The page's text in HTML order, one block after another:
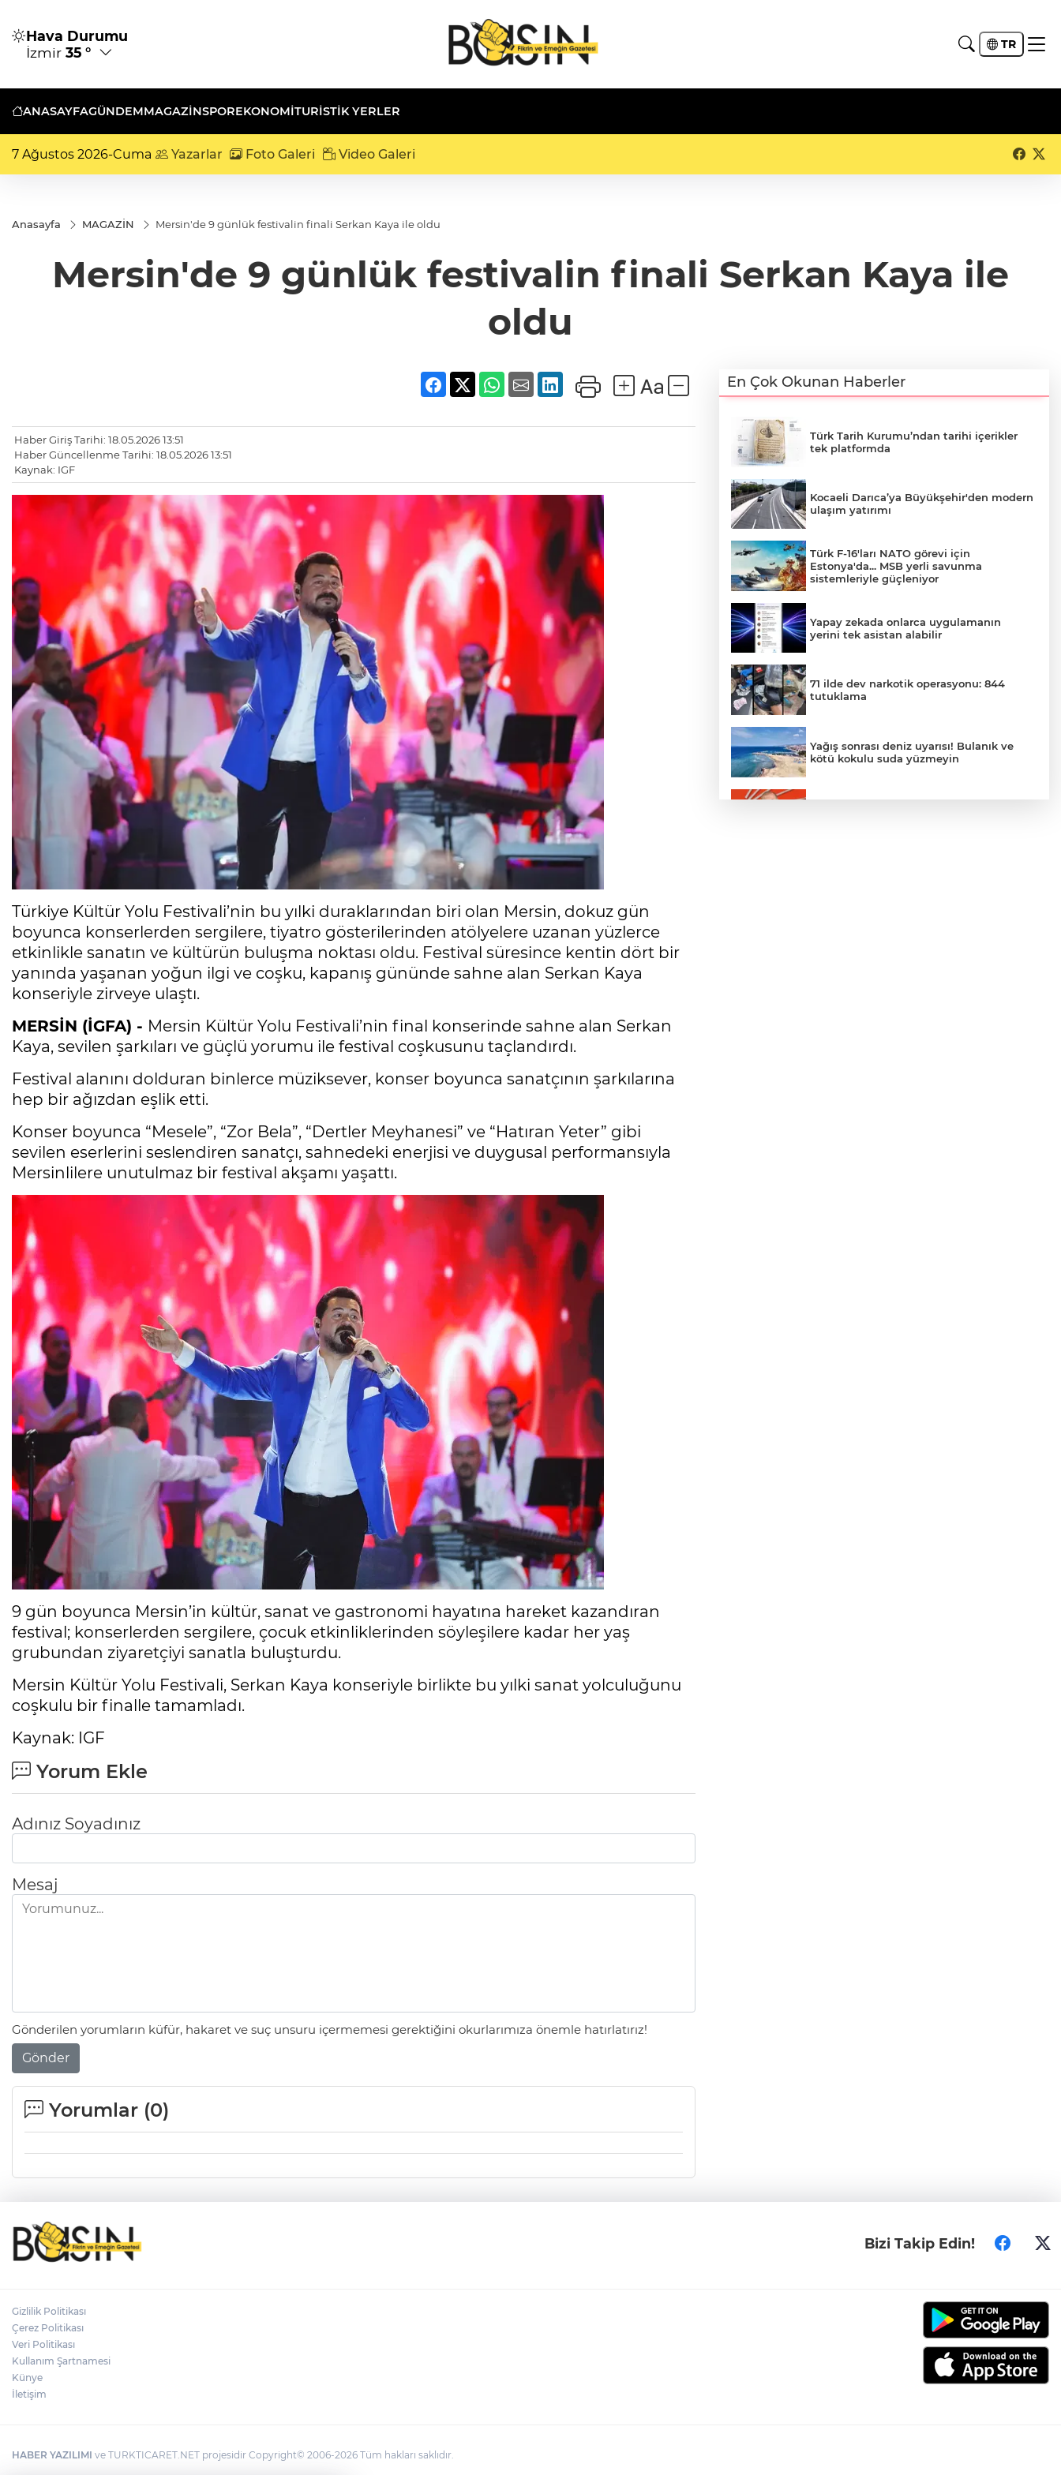
Hava Durumu
İzmir 35 ° TR
ANASAYFAGÜNDEMMAGAZİNSPOREKONOMİTURISTIK YERLER
7 Ağustos 2026-Cuma Yazarlar Foto Galeri Video Galeri
Anasayfa MAGAZİN Mersin'de 9 günlük festivalin finali Serkan Kaya ile oldu
Mersin'de 9 günlük festivalin finali Serkan Kaya ile
oldu
Haber Giriş Tarihi: 18.05.2026 13:51
Haber Güncellenme Tarihi: 18.05.2026 13:51
Kaynak: IGF
Türkiye Kültür Yolu Festivali’nin bu yılki duraklarından biri olan Mersin, dokuz gün
boyunca konserlerden sergilere, tiyatro gösterilerinden atölyelere uzanan yüzlerce
etkinlikle sanatın ve kültürün buluşma noktası oldu. Festival süresince kentin dört bir
yanında yaşanan yoğun ilgi ve coşku, kapanış gününde sahne alan Serkan Kaya
konseriyle zirveye ulaştı.
MERSİN (İGFA) - Mersin Kültür Yolu Festivali’nin final konserinde sahne alan Serkan
Kaya, sevilen şarkıları ve güçlü yorumu ile festival coşkusunu taçlandırdı.
Festival alanını dolduran binlerce müziksever, konser boyunca sanatçının şarkılarına
hep bir ağızdan eşlik etti.
Konser boyunca “Mesele”, “Zor Bela”, “Dertler Meyhanesi” ve “Hatıran Yeter” gibi
sevilen eserlerini seslendiren sanatçı, sahnedeki enerjisi ve duygusal performansıyla
Mersinlilere unutulmaz bir festival akşamı yaşattı.
9 gün boyunca Mersin’in kültür, sanat ve gastronomi hayatına hareket kazandıran
festival; konserlerden sergilere, çocuk etkinliklerinden söyleşilere kadar her yaş
grubundan ziyaretçiyi sanatla buluşturdu.
Mersin Kültür Yolu Festivali, Serkan Kaya konseriyle birlikte bu yılki sanat yolculuğunu
coşkulu bir finalle tamamladı.
Kaynak: IGF
Yorum Ekle
Adınız Soyadınız
Mesaj
Gönderilen yorumların küfür, hakaret ve suç unsuru içermemesi gerektiğini okurlarımıza önemle hatırlatırız!
Gönder
Yorumlar (0)
En Çok Okunan Haberler
Türk Tarih Kurumu’ndan tarihi içerikler
tek platformda
Kocaeli Darıca’ya Büyükşehir'den modern
ulaşım yatırımı
Türk F-16'ları NATO görevi için
Estonya'da... MSB yerli savunma
sistemleriyle güçleniyor
Yapay zekada onlarca uygulamanın
yerini tek asistan alabilir
71 ilde dev narkotik operasyonu: 844
tutuklama
Yağış sonrası deniz uyarısı! Bulanık ve
kötü kokulu suda yüzmeyin
Bizi Takip Edin!
Gizlilik Politikası
Çerez Politikası
Veri Politikası
Kullanım Şartnamesi
Künye
İletişim
HABER YAZILIMI ve TURKTICARET.NET projesidir Copyright© 2006-2026 Tüm hakları saklıdır.